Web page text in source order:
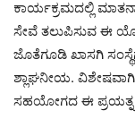
ಕಾರ್ಯಕ್ರಮದಲ್ಲಿ
ಸೇವೆ ತಲುಪಿಸುವ ಈ
ಜೊತೆಗೂಡಿ ಖಾಸಗಿ
ಶ್ಲಾಘನೀಯ.
ಸಹಯೋಗದ ಈ ಪ್ರಯತ್ನ